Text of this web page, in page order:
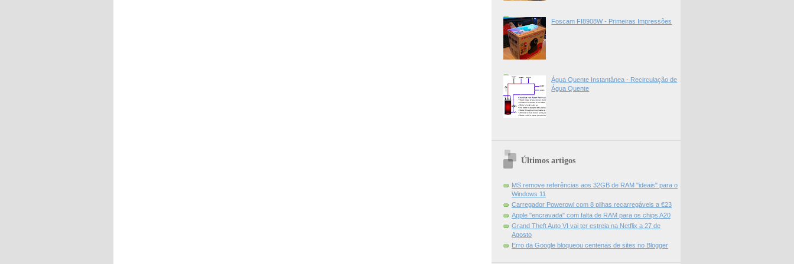
Foscam FI8908W - Primeiras Impressões
Água Quente Instantânea - Recirculação de
Água Quente
Últimos artigos
MS remove referências aos 32GB de RAM "ideais" para o
Windows 11
Carregador Powerowl com 8 pilhas recarregáveis a €23
Apple "encravada" com falta de RAM para os chips A20
Grand Theft Auto VI vai ter estreia na Netflix a 27 de
Agosto
Erro da Google bloqueou centenas de sites no Blogger